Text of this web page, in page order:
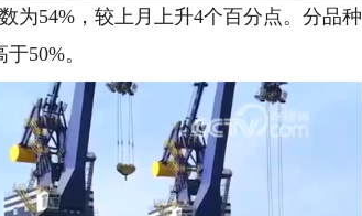
54%，较上月上升4个百分点。分品种
50%。